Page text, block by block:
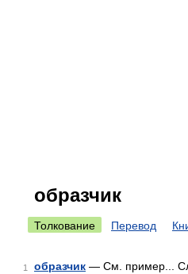
образчик
Толкование Перевод
1 образчик — См. пример...